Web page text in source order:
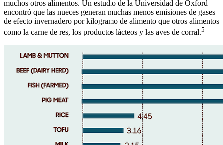
muchos otros alimentos. Un estudio de la Universidad de Oxford
encontró que las nueces generan muchas menos emisiones de gases
de efecto invernadero por kilogramo de alimento que otros alimentos
como la carne de res, los productos lácteos y las aves de corral.5